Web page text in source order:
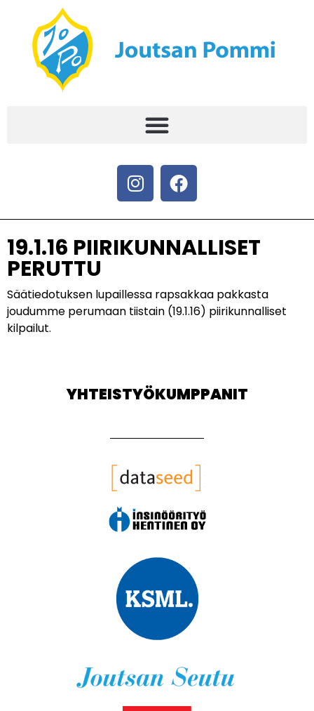
19.1.16 PIIRIKUNNALLISET
PERUTTU
Säätiedotuksen lupaillessa rapsakkaa pakkasta
joudumme perumaan tiistain (19.1.16) piirikunnalliset
kilpailut.
YHTEISTYÖKUMPPANIT